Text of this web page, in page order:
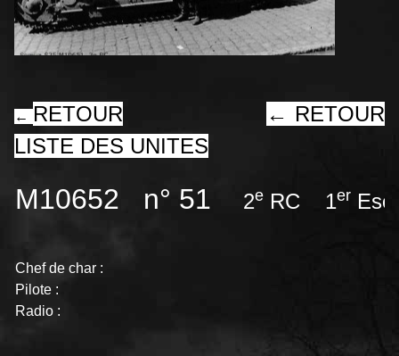
← RETOUR ← RETOUR
LISTE DES UNITES
M10652 n° 51 2e RC 1er
Chef de char :
Pilote :
Radio :